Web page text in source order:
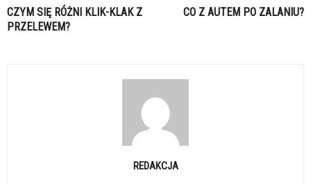
CZYM SIĘ RÓŻNI KLIK-KLAK Z
PRZELEWEM?
CO Z AUTEM PO ZALANIU?
REDAKCJA